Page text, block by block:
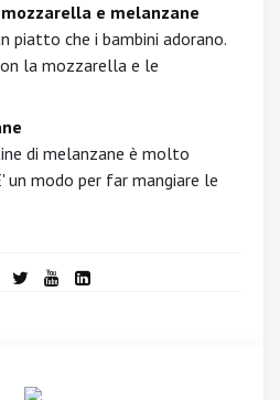
e melanzane
piatto che i bambini adorano.
la mozzarella e le
di melanzane è molto
un modo per far mangiare le